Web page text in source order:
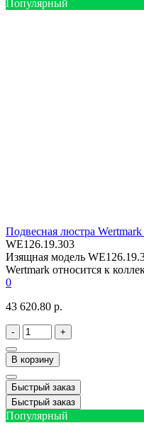
Популярный
Подвесная люстра
WE126.19.303
Изящная модель
Wertmark относится к
0
43 620.80 р.
- +
В корзину
Быстрый заказ
Быстрый заказ
Популярный